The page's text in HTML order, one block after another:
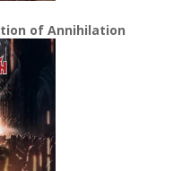
of Annihilation